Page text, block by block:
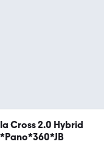
Cross 2.0 Hybrid